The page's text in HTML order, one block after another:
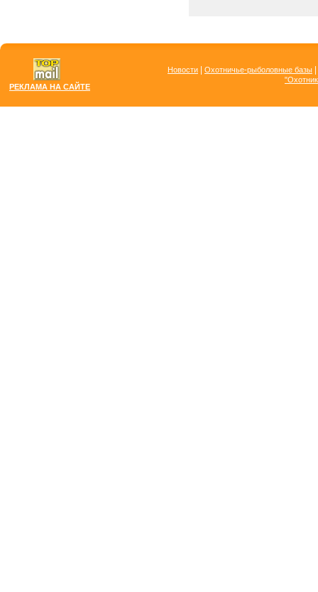
РЕКЛАМА НА САЙТЕ
Новости Охотничье-рыболовные базы